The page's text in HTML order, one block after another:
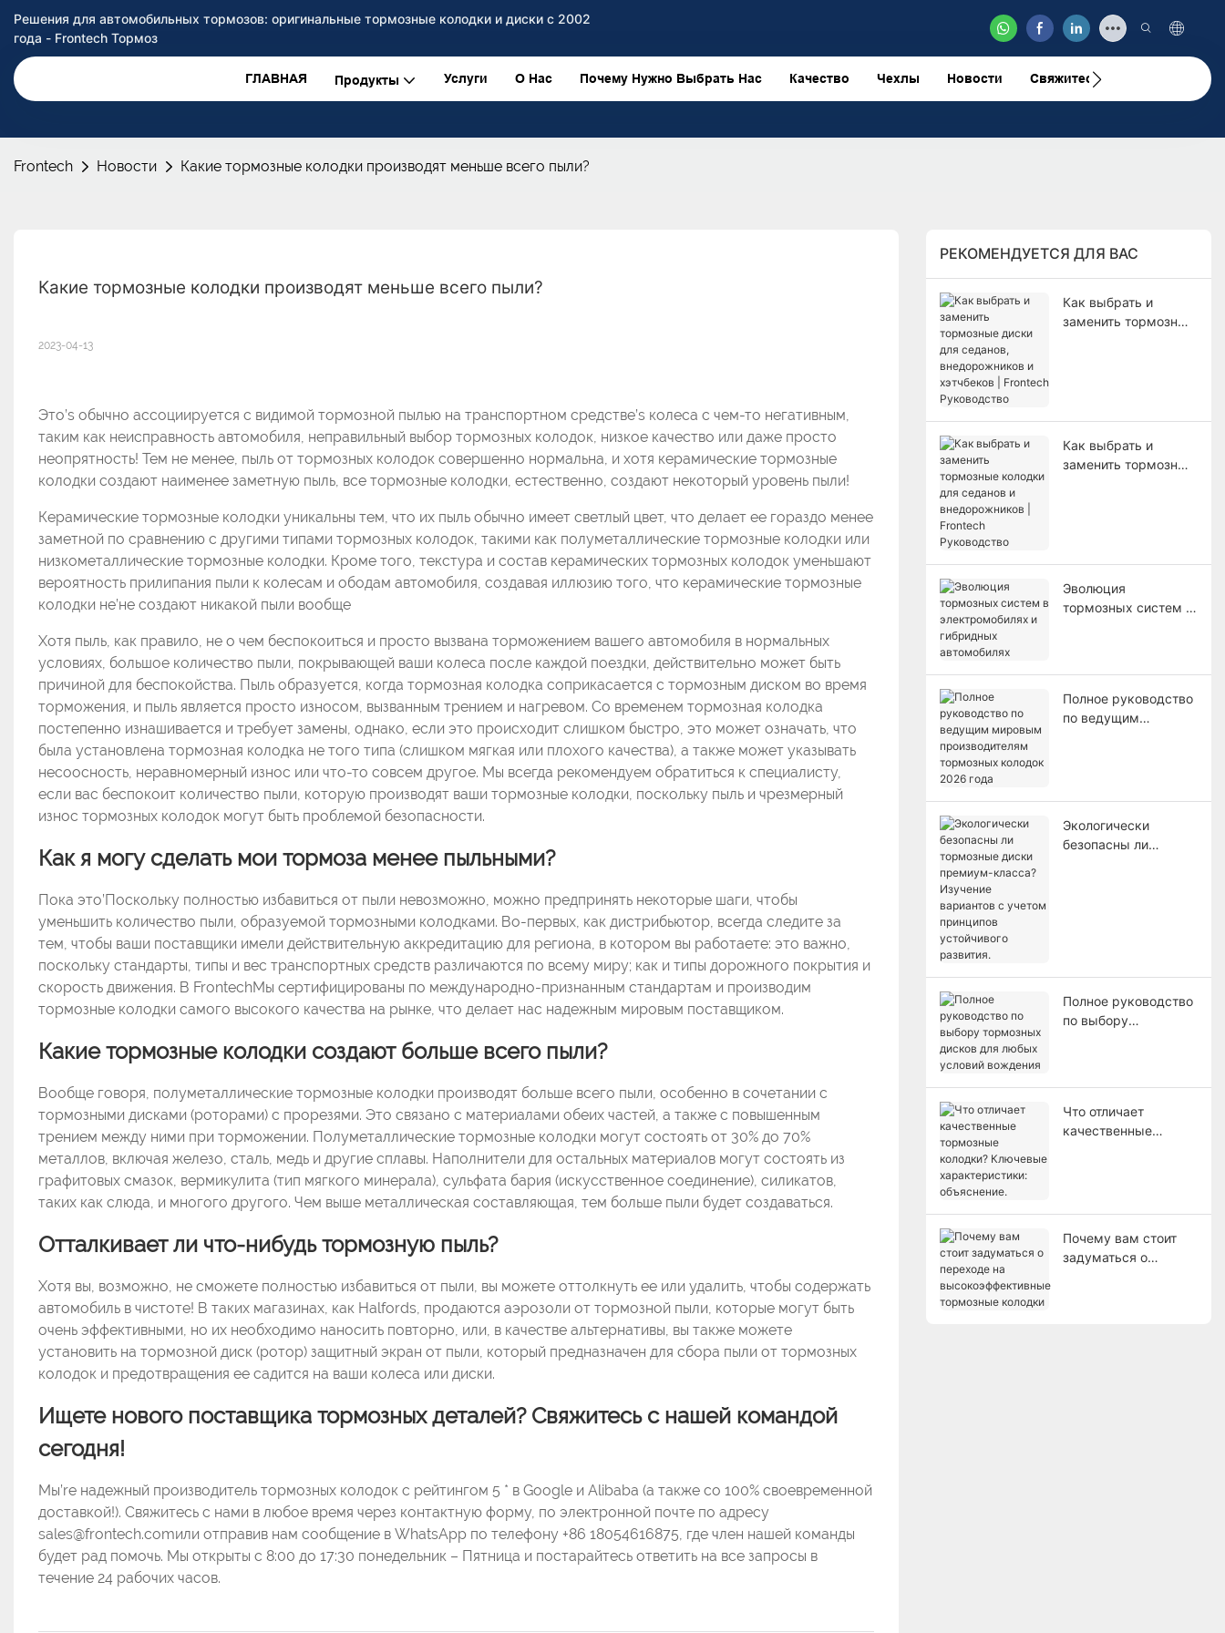
Решения для автомобильных тормозов: оригинальные тормозные колодки и диски с 2002
года - Frontech Тормоз
ГЛАВНАЯ Продукты Услуги О Нас Почему Нужно Выбрать Нас Качество Чехлы Новости Свяжитесь С Нами Видео
Frontech Новости Какие тормозные колодки производят меньше всего пыли?
Какие тормозные колодки производят меньше всего пыли?
2023-04-13
Это’s обычно ассоциируется с видимой тормозной пылью на транспортном средстве’s колеса с чем-то негативным,
таким как неисправность автомобиля, неправильный выбор тормозных колодок, низкое качество или даже просто
неопрятность! Тем не менее, пыль от тормозных колодок совершенно нормальна, и хотя керамические тормозные
колодки создают наименее заметную пыль, все тормозные колодки, естественно, создают некоторый уровень пыли!
Керамические тормозные колодки уникальны тем, что их пыль обычно имеет светлый цвет, что делает ее гораздо менее
заметной по сравнению с другими типами тормозных колодок, такими как полуметаллические тормозные колодки или
низкометаллические тормозные колодки. Кроме того, текстура и состав керамических тормозных колодок уменьшают
вероятность прилипания пыли к колесам и ободам автомобиля, создавая иллюзию того, что керамические тормозные
колодки не’не создают никакой пыли вообще
Хотя пыль, как правило, не о чем беспокоиться и просто вызвана торможением вашего автомобиля в нормальных
условиях, большое количество пыли, покрывающей ваши колеса после каждой поездки, действительно может быть
причиной для беспокойства. Пыль образуется, когда тормозная колодка соприкасается с тормозным диском во время
торможения, и пыль является просто износом, вызванным трением и нагревом. Со временем тормозная колодка
постепенно изнашивается и требует замены, однако, если это происходит слишком быстро, это может означать, что
была установлена ​​тормозная колодка не того типа (слишком мягкая или плохого качества), а также может указывать
несоосность, неравномерный износ или что-то совсем другое. Мы всегда рекомендуем обратиться к специалисту,
если вас беспокоит количество пыли, которую производят ваши тормозные колодки, поскольку пыль и чрезмерный
износ тормозных колодок могут быть проблемой безопасности.
Как я могу сделать мои тормоза менее пыльными?
Пока это’Поскольку полностью избавиться от пыли невозможно, можно предпринять некоторые шаги, чтобы
уменьшить количество пыли, образуемой тормозными колодками. Во-первых, как дистрибьютор, всегда следите за
тем, чтобы ваши поставщики имели действительную аккредитацию для региона, в котором вы работаете: это важно,
поскольку стандарты, типы и вес транспортных средств различаются по всему миру; как и типы дорожного покрытия и
скорость движения. В FrontechМы сертифицированы по международно-признанным стандартам и производим
тормозные колодки самого высокого качества на рынке, что делает нас надежным мировым поставщиком.
Какие тормозные колодки создают больше всего пыли?
Вообще говоря, полуметаллические тормозные колодки производят больше всего пыли, особенно в сочетании с
тормозными дисками (роторами) с прорезями. Это связано с материалами обеих частей, а также с повышенным
трением между ними при торможении. Полуметаллические тормозные колодки могут состоять от 30% до 70%
металлов, включая железо, сталь, медь и другие сплавы. Наполнители для остальных материалов могут состоять из
графитовых смазок, вермикулита (тип мягкого минерала), сульфата бария (искусственное соединение), силикатов,
таких как слюда, и многого другого. Чем выше металлическая составляющая, тем больше пыли будет создаваться.
Отталкивает ли что-нибудь тормозную пыль?
Хотя вы, возможно, не сможете полностью избавиться от пыли, вы можете оттолкнуть ее или удалить, чтобы содержать
автомобиль в чистоте! В таких магазинах, как Halfords, продаются аэрозоли от тормозной пыли, которые могут быть
очень эффективными, но их необходимо наносить повторно, или, в качестве альтернативы, вы также можете
установить на тормозной диск (ротор) защитный экран от пыли, который предназначен для сбора пыли от тормозных
колодок и предотвращения ее садится на ваши колеса или диски.
Ищете нового поставщика тормозных деталей? Свяжитесь с нашей командой
сегодня!
Мы’re надежный производитель тормозных колодок с рейтингом 5 * в Google и Alibaba (а также со 100% своевременной
доставкой!). Свяжитесь с нами в любое время через контактную форму, по электронной почте по адресу
sales@frontech.comили отправив нам сообщение в WhatsApp по телефону +86 18054616875, где член нашей команды
будет рад помочь. Мы открыты с 8:00 до 17:30 понедельник – Пятница и постарайтесь ответить на все запросы в
течение 24 рабочих часов.
РЕКОМЕНДУЕТСЯ ДЛЯ ВАС
Как выбрать и
заменить тормозные
Как выбрать и
заменить тормозные
Эволюция
тормозных систем в
Полное руководство
по ведущим
Экологически
безопасны ли
Полное руководство
по выбору
Что отличает
качественные
Почему вам стоит
задуматься о